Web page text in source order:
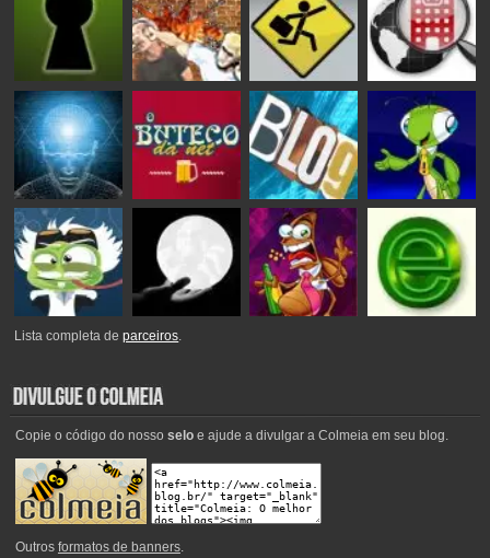
Lista completa deparceiros.
Copie o código do nosso seloe ajude a divulgar a Colmeia em seu blog.
Outros formatos de banners.